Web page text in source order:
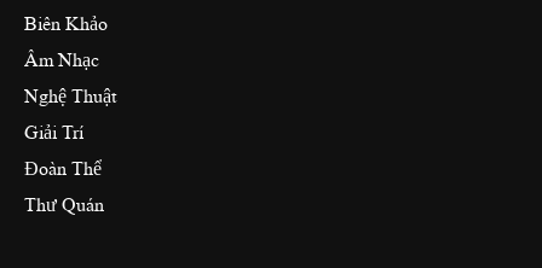
Biên Khảo
Âm Nhạc
Nghệ Thuật
Giải Trí
Đoàn Thể
Thư Quán